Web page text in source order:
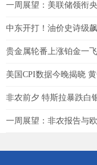
一周展望：美联储领衔
中东开打！油价史诗级
贵金属轮番上涨铂金一
美国CPI数据今晚揭晓
非农前夕 特斯拉暴跌白
一周展望：非农报告与